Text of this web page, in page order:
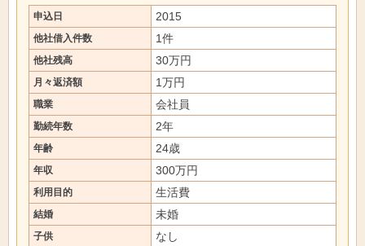
申込日 2015
他社借入件数 1件
他社残高 30万円
月々返済額 1万円
職業 会社員
勤続年数 2年
年齢 24歳
年収 300万円
利用目的 生活費
結婚 未婚
子供 なし